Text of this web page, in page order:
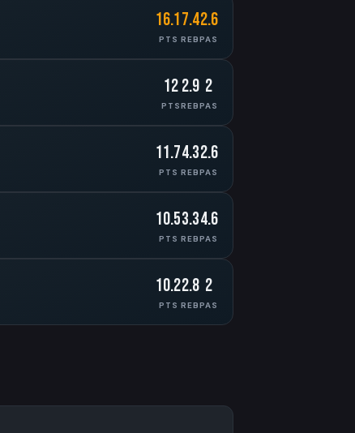
16.1
PTS
7.4
REB
2.6
PAS
12
PTS
2.9
REB
2
PAS
11.7
PTS
4.3
REB
2.6
PAS
10.5
PTS
3.3
REB
4.6
PAS
10.2
PTS
2.8
REB
2
PAS